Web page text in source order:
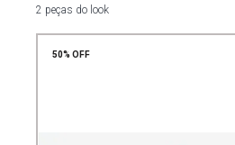
2 peças do look
50% OFF